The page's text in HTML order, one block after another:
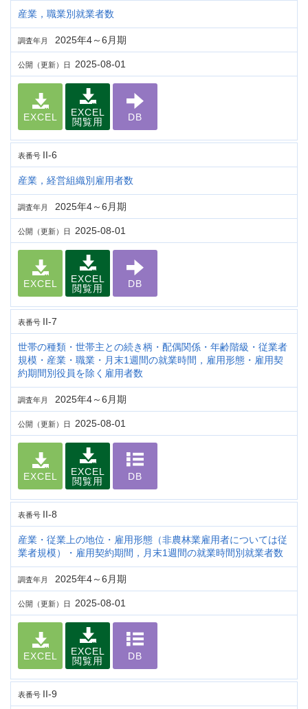
産業，職業別就業者数
調査年月 2025年4～6月期
公開（更新）日 2025-08-01
EXCEL
EXCEL
閲覧用
DB
表番号 II-6
産業，経営組織別雇用者数
調査年月 2025年4～6月期
公開（更新）日 2025-08-01
EXCEL
EXCEL
閲覧用
DB
表番号 II-7
世帯の種類・世帯主との続き柄・配偶関係・年齢階級・従業者
規模・産業・職業・月末1週間の就業時間，雇用形態・雇用契
約期間別役員を除く雇用者数
調査年月 2025年4～6月期
公開（更新）日 2025-08-01
EXCEL
EXCEL
閲覧用
DB
表番号 II-8
産業・従業上の地位・雇用形態（非農林業雇用者については従
業者規模）・雇用契約期間，月末1週間の就業時間別就業者数
調査年月 2025年4～6月期
公開（更新）日 2025-08-01
EXCEL
EXCEL
閲覧用
DB
表番号 II-9